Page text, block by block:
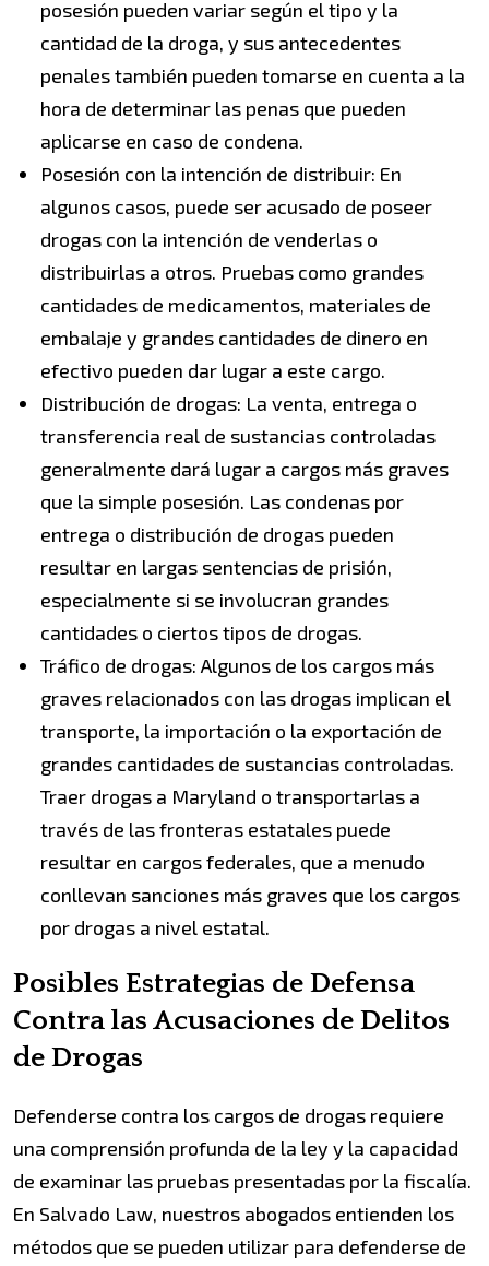
posesión pueden variar según el tipo y la
cantidad de la droga, y sus antecedentes
penales también pueden tomarse en cuenta a la
hora de determinar las penas que pueden
aplicarse en caso de condena.
Posesión con la intención de distribuir: En
algunos casos, puede ser acusado de poseer
drogas con la intención de venderlas o
distribuirlas a otros. Pruebas como grandes
cantidades de medicamentos, materiales de
embalaje y grandes cantidades de dinero en
efectivo pueden dar lugar a este cargo.
Distribución de drogas: La venta, entrega o
transferencia real de sustancias controladas
generalmente dará lugar a cargos más graves
que la simple posesión. Las condenas por
entrega o distribución de drogas pueden
resultar en largas sentencias de prisión,
especialmente si se involucran grandes
cantidades o ciertos tipos de drogas.
Tráfico de drogas: Algunos de los cargos más
graves relacionados con las drogas implican el
transporte, la importación o la exportación de
grandes cantidades de sustancias controladas.
Traer drogas a Maryland o transportarlas a
través de las fronteras estatales puede
resultar en cargos federales, que a menudo
conllevan sanciones más graves que los cargos
por drogas a nivel estatal.
Posibles Estrategias de Defensa
Contra las Acusaciones de Delitos
de Drogas
Defenderse contra los cargos de drogas requiere
una comprensión profunda de la ley y la capacidad
de examinar las pruebas presentadas por la fiscalía.
En Salvado Law, nuestros abogados entienden los
métodos que se pueden utilizar para defenderse de